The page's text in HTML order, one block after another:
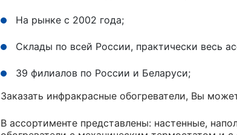
На рынке с 2002 года;
Склады по всей России, практически весь
39 филиалов по России и Беларуси;
Заказать инфракрасные обогреватели, Вы
В ассортименте представлены: настенные,